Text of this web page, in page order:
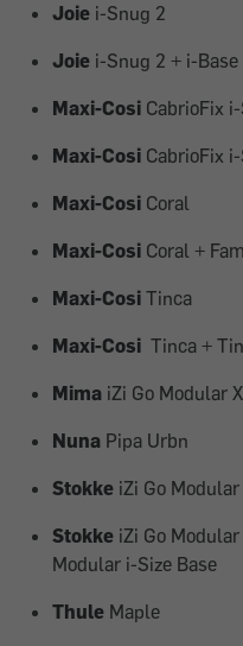
Joie i-Snug 2
Joie i-Snug 2 + i-
Maxi-Cosi CabrioFix
Maxi-Cosi CabrioFix
Maxi-Cosi Coral
Maxi-Cosi Coral +
Maxi-Cosi Tinca
Maxi-Cosi Tinca +
Mima iZi Go Modular
Nuna Pipa Urbn
Stokke iZi Go
Stokke iZi Go
Modular i-Size Base
Thule Maple